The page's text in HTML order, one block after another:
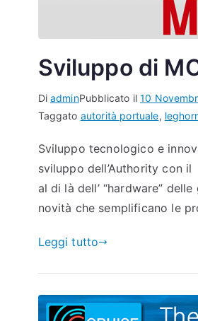
Sviluppo di
Di adminPubblicato il10
Taggato autorità portuale,
Sviluppo tecnologico e
sviluppo dell’Authority con
al di là dell’ “hardware”
novità che semplificano le
Leggi tutto